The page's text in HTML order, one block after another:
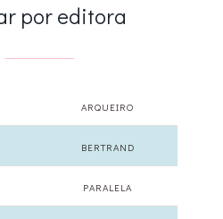
por editora
ARQUEIRO
BERTRAND
PARALELA